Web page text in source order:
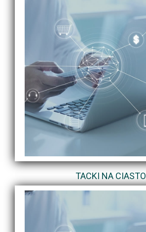
TACKI NA CIASTO